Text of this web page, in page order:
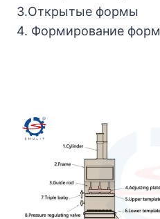
3.Открытые формы
4. Формирование форм